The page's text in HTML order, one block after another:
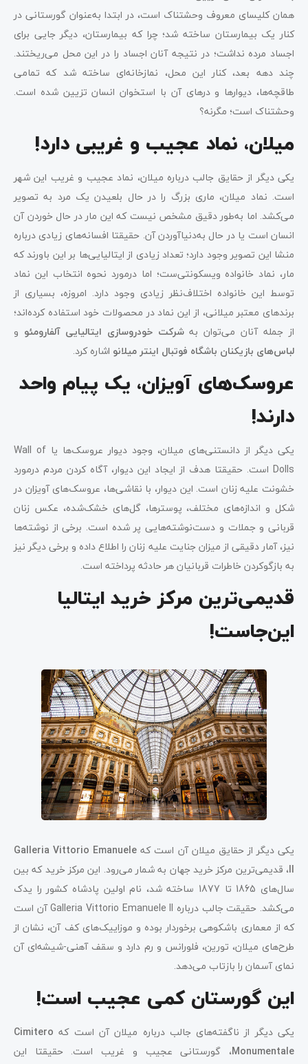
همان کلیسای معروف وحشتناک است، در ابتدا به‌عنوان گورستانی در
کنار یک بیمارستان ساخته شد؛ چرا که بیمارستان، دیگر جایی برای
اجساد مرده نداشت؛ در نتیجه آنان اجساد را در این محل می‌ریختند.
چند دهه بعد، کنار این محل، نمازخانه‌ای ساخته شد که تمامی
طاقچه‌ها، دیوارها و درهای آن با استخوان انسان تزیین شده است.
وحشتناک است؛ مگرنه؟
میلان، نماد عجیب و غریبی دارد!
یکی دیگر از حقایق جالب درباره میلان، نماد عجیب و غریب این شهر
است. نماد میلان، ماری بزرگ را‌ در حال بلعیدن یک مرد به تصویر
می‌کشد. اما به‌طور دقیق مشخص نیست که این مار در حال خوردن آن
انسان است یا در حال به‌دنیاآوردن آن. حقیقتا افسانه‌های زیادی درباره
منشا این تصویر وجود دارد؛ تعداد زیادی از ایتالیایی‌ها بر این باورند که
مار، نماد خانواده ویسکونتی‌ست؛ اما درمورد نحوه انتخاب این نماد
توسط این خانواده اختلاف‌نظر زیادی وجود دارد. امروزه، بسیاری از
برندهای معتبر میلانی، از این نماد در محصولات خود استفاده کرده‌اند؛
از جمله آنان می‌توان بهشرکت خودروسازی ایتالیایی آلفارومئو و
لباس‌های بازیکنان باشگاه فوتبال اینتر میلانو اشاره کرد.
عروسک‌های آویزان، یک‌ پیام واحد
دارند!
یکی دیگر از دانستنی‌های میلان، وجود دیوار عروسک‌ها یا Wall of
Dolls است. حقیقتا هدف از ایجاد این دیوار، آگاه کردن مردم درمورد
خشونت علیه زنان است. این دیوار، با نقاشی‌ها، عروسک‌های آویزان در
شکل و اندازه‌های مختلف، پوسترها، گل‌های خشک‌شده، عکس زنان
قربانی و جملات و دست‌نوشته‌هایی پر شده است. برخی از نوشته‌ها
نیز، آمار دقیقی از میزان جنایت علیه زنان را اطلاع داده و برخی دیگر نیز
به بازگوکردن خاطرات قربانیان هر حادثه پرداخته است.
قدیمی‌ترین مرکز خرید ایتالیا
این‌جاست!
یکی دیگر از حقایق میلان آن است که Galleria Vittorio Emanuele
II، قدیمی‌ترین مرکز خرید جهان به شمار می‌رود. این مرکز خرید که بین
سال‌های 1865 تا 1877 ساخته شد، نام اولین پادشاه کشور را یدک
می‌کشد. حقیقت جالب درباره Galleria Vittorio Emanuele II آن است
که از معماری باشکوهی برخوردار بوده و موزاییک‌های کف آن، نشان از
طرح‌های میلان، تورین، فلورانس و رم دارد و سقف آهنی-شیشه‌ای آن
نمای آسمان را بازتاب می‌دهد.
این گورستان کمی عجیب است!
یکی دیگر از ناگفته‌های جالب درباره میلان آن است که Cimitero
Monumentale، گورستانی عجیب و غریب است. حقیقتا این